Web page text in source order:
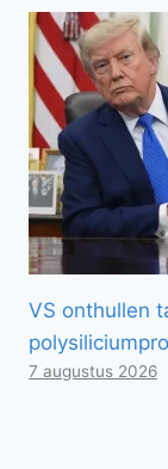
VS onthullen
7 augustus 2026